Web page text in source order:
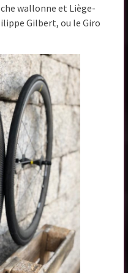
wallonne et Liège-
Gilbert, ou le Giro